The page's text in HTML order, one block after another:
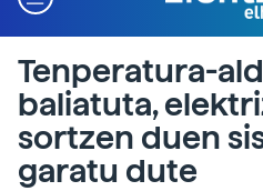
Tenperatura-
baliatuta,
sortzen duen
garatu dute